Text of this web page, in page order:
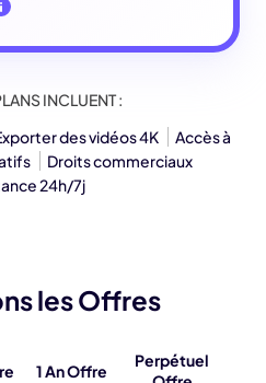
INCLUENT :
des vidéos 4K
Accès à
Droits commerciaux
24h/7j
les Offres
1 An Offre
Perpétuel